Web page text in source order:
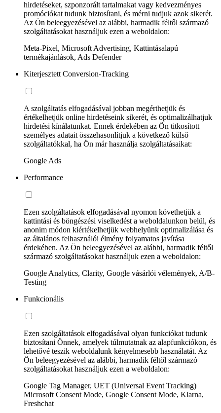
hirdetéseket, szponzorált tartalmakat vagy kedvezményes
promóciókat tudunk biztosítani, és mérni tudjuk azok sikerét.
Az Ön beleegyezésével az alábbi, harmadik féltől származó
szolgáltatásokat használjuk ezen a weboldalon:
Meta-Pixel, Microsoft Advertising, Kattintásalapú
termékajánlások, Ads Defender
Kiterjesztett Conversion-Tracking
A szolgáltatás elfogadásával jobban megérthetjük és
értékelhetjük online hirdetéseink sikerét, és optimalizálhatjuk
hirdetési kínálatunkat. Ennek érdekében az Ön titkosított
személyes adatait összehasonlítjuk a következő külső
szolgáltatókkal, ha Ön már használja szolgáltatásaikat:
Google Ads
Performance
Ezen szolgáltatások elfogadásával nyomon követhetjük a
kattintási és böngészési viselkedést a weboldalunkon belül, és
anonim módon kiértékelhetjük webhelyünk optimalizálása és
az általános felhasználói élmény folyamatos javítása
érdekében. Az Ön beleegyezésével az alábbi, harmadik féltől
származó szolgáltatásokat használjuk ezen a weboldalon:
Google Analytics, Clarity, Google vásárlói vélemények, A/B-
Testing
Funkcionális
Ezen szolgáltatások elfogadásával olyan funkciókat tudunk
biztosítani Önnek, amelyek túlmutatnak az alapfunkciókon, és
lehetővé teszik weboldalunk kényelmesebb használatát. Az
Ön beleegyezésével az alábbi, harmadik féltől származó
szolgáltatásokat használjuk ezen a weboldalon:
Google Tag Manager, UET (Universal Event Tracking)
Microsoft Consent Mode, Google Consent Mode, Klarna,
Freshchat